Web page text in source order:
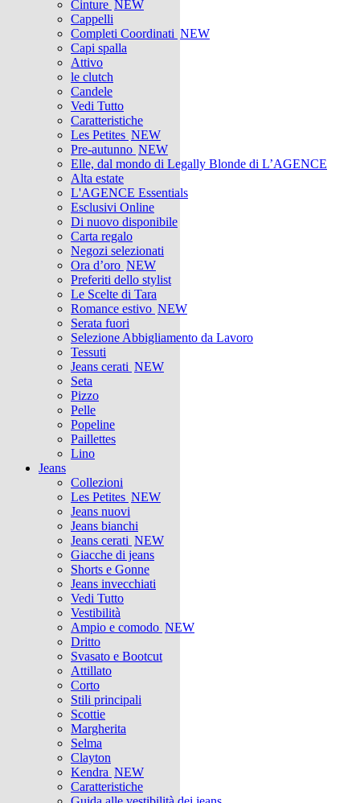
Cinture NEW
Cappelli
Completi Coordinati NEW
Capi spalla
Attivo
le clutch
Candele
Vedi Tutto
Caratteristiche
Les Petites NEW
Pre-autunno NEW
Elle, dal mondo di Legally Blonde di L’AGENCE
Alta estate
L'AGENCE Essentials
Esclusivi Online
Di nuovo disponibile
Carta regalo
Negozi selezionati
Ora d’oro NEW
Preferiti dello stylist
Le Scelte di Tara
Romance estivo NEW
Serata fuori
Selezione Abbigliamento da Lavoro
Tessuti
Jeans cerati NEW
Seta
Pizzo
Pelle
Popeline
Paillettes
Lino
Jeans
Collezioni
Les Petites NEW
Jeans nuovi
Jeans bianchi
Jeans cerati NEW
Giacche di jeans
Shorts e Gonne
Jeans invecchiati
Vedi Tutto
Vestibilità
Ampio e comodo NEW
Dritto
Svasato e Bootcut
Attillato
Corto
Stili principali
Scottie
Margherita
Selma
Clayton
Kendra NEW
Caratteristiche